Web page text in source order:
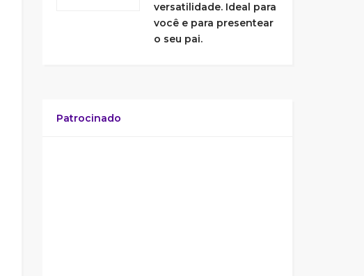
versatilidade. Ideal para
você e para presentear
o seu pai.
Patrocinado